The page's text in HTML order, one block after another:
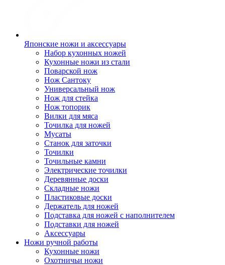
Японские ножи и аксессуары
Набор кухонных ножей
Кухонные ножи из стали
Поварской нож
Нож Сантоку
Универсальный нож
Нож для стейка
Нож топорик
Вилки для мяса
Точилка для ножей
Мусаты
Станок для заточки
Точилки
Точильные камни
Электрические точилки
Деревянные доски
Складные ножи
Пластиковые доски
Держатель для ножей
Подставка для ножей с наполнителем
Подставки для ножей
Аксессуары
Ножи ручной работы
Кухонные ножи
Охотничьи ножи